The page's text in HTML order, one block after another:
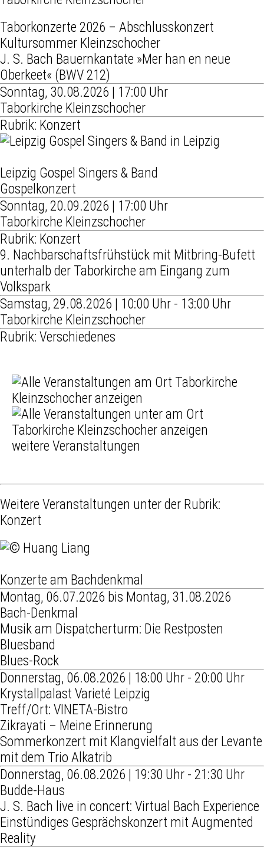
Taborkonzerte 2026 – Abschlusskonzert
Kultursommer Kleinzschocher
J. S. Bach Bauernkantate »Mer han en neue
Oberkeet« (BWV 212)
Sonntag, 30.08.2026 | 17:00 Uhr
Taborkirche Kleinzschocher
Rubrik: Konzert
Leipzig Gospel Singers & Band
Gospelkonzert
Sonntag, 20.09.2026 | 17:00 Uhr
Taborkirche Kleinzschocher
Rubrik: Konzert
9. Nachbarschaftsfrühstück mit Mitbring-Bufett
unterhalb der Taborkirche am Eingang zum
Volkspark
Samstag, 29.08.2026 | 10:00 Uhr - 13:00 Uhr
Taborkirche Kleinzschocher
Rubrik: Verschiedenes
weitere Veranstaltungen
Weitere Veranstaltungen unter der Rubrik:
Konzert
Konzerte am Bachdenkmal
Montag, 06.07.2026 bis Montag, 31.08.2026
Bach-Denkmal
Musik am Dispatcherturm: Die Restposten
Bluesband
Blues-Rock
Donnerstag, 06.08.2026 | 18:00 Uhr - 20:00 Uhr
Krystallpalast Varieté Leipzig
Treff/Ort: VINETA-Bistro
Zikrayati – Meine Erinnerung
Sommerkonzert mit Klangvielfalt aus der Levante
mit dem Trio Alkatrib
Donnerstag, 06.08.2026 | 19:30 Uhr - 21:30 Uhr
Budde-Haus
J. S. Bach live in concert: Virtual Bach Experience
Einstündiges Gesprächskonzert mit Augmented
Reality